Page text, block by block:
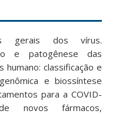
gerais dos vírus.
e patogênese das
humano: classificação e
e biossíntese
para a COVID-
novos fármacos,